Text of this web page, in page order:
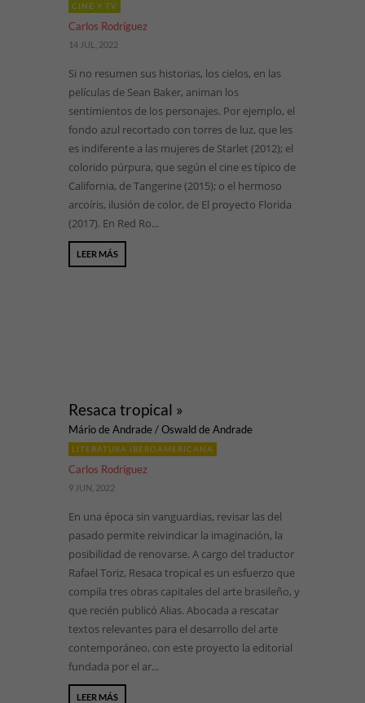
CINE Y TV
Carlos Rodríguez
14 JUL, 2022
Si no resumen sus historias, los cielos, en las
películas de Sean Baker, animan los
sentimientos de los personajes. Por ejemplo, el
fondo azul recortado con torres de luz, que les
es indiferente a las mujeres de Starlet (2012); el
colorido púrpura, que según el cine es típico de
California, de Tangerine (2015); o el hermoso
arcoíris, ilusión de color, de El proyecto Florida
(2017). En Red Ro...
LEER MÁS
Resaca tropical »
Mário de Andrade / Oswald de Andrade
LITERATURA IBEROAMERICANA
Carlos Rodríguez
9 JUN, 2022
En una época sin vanguardias, revisar las del
pasado permite reivindicar la imaginación, la
posibilidad de renovarse. A cargo del traductor
Rafael Toriz, Resaca tropical es un esfuerzo que
compila tres obras capitales del arte brasileño, y
que recién publicó Alias. Abocada a rescatar
textos relevantes para el desarrollo del arte
contemporáneo, con este proyecto la editorial
fundada por el ar...
LEER MÁS